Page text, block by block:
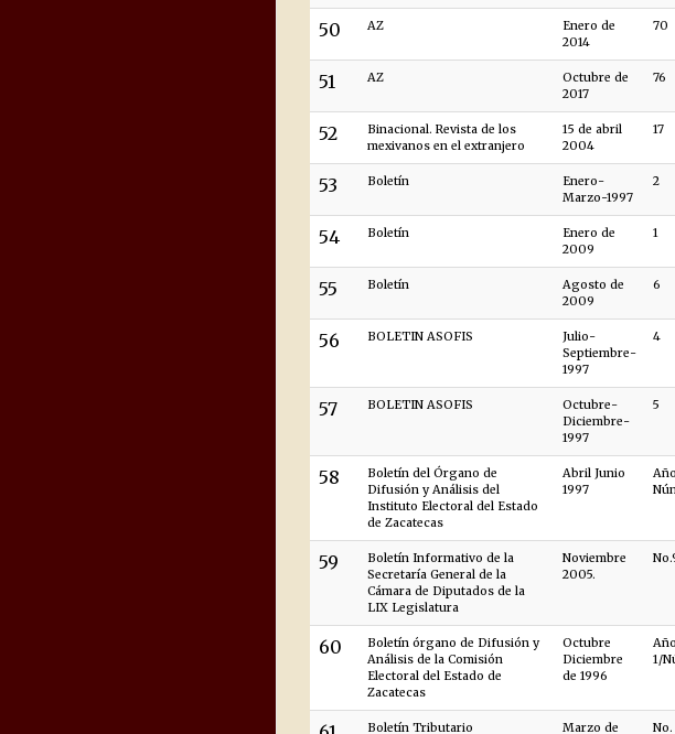
50 AZ
Enero de
2014
70
51 AZ
Octubre de
2017
76
52
Binacional. Revista de los
mexivanos en el extranjero
15 de abril
2004
17
53 Boletín
Enero-
Marzo-1997
2
54 Boletín
Enero de
2009
1
55 Boletín
Agosto de
2009
6
56 BOLETIN ASOFIS
Julio-
Septiembre-
1997
4
57 BOLETIN ASOFIS
Octubre-
Diciembre-
1997
5
58
Boletín del Órgano de
Difusión y Análisis del
Instituto Electoral del Estado
de Zacatecas
Abril Junio
1997
59
Boletín Informativo de la
Secretaría General de la
Cámara de Diputados de la
LIX Legislatura
Noviembre
2005.
60
Boletín órgano de Difusión y
Análisis de la Comisión
Electoral del Estado de
Zacatecas
Octubre
Diciembre
de 1996
Año
1/
Boletín Tributario Marzo de No.